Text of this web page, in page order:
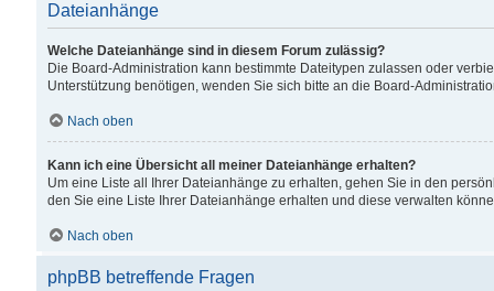
Dateianhänge
Welche Dateianhänge sind in diesem Forum zulässig?
Die Board-Administration kann bestimmte Dateitypen zulassen oder
Unterstützung benötigen, wenden Sie sich bitte an die Board-
Nach oben
Kann ich eine Übersicht all meiner Dateianhänge erhalten?
Um eine Liste all Ihrer Dateianhänge zu erhalten, gehen Sie in den
den Sie eine Liste Ihrer Dateianhänge erhalten und diese verwalten
Nach oben
phpBB betreffende Fragen